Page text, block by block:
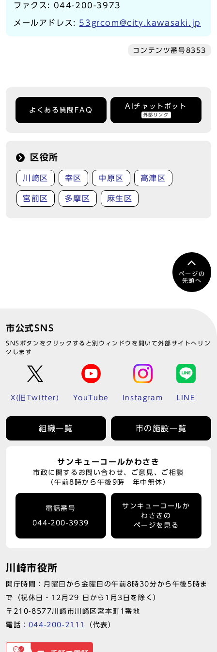
ファクス: 044-200-3973
メールアドレス: 53grcom@city.kawasaki.jp
コンテンツ番号8353
よくある質問FAQ
AIチャットボット
外部リンク
区役所
川崎区 幸区 中原区 高津区
宮前区 多摩区 麻生区
ページの
先頭へ
市公式SNS
SNSボタンをクリックすると別ウィンドウを開いて外部サイトへリン
クします
X(旧Twitter) YouTube Instagram LINE
組織一覧 市の施設一覧
サンキューコールかわさき
市政に関するお問い合わせ、ご意見、ご相談
（午前8時から午後9時 年中無休）
電話番号
044-200-3939
サンキューコールか
わさきの
ページを見る
川崎市役所
開庁時間：月曜日から金曜日の午前8時30分から午後5時ま
で（祝休日・12月29 日から1月3日を除く）
〒210-8577川崎市川崎区宮本町1番地
電話： 044-200-2111 （代表）